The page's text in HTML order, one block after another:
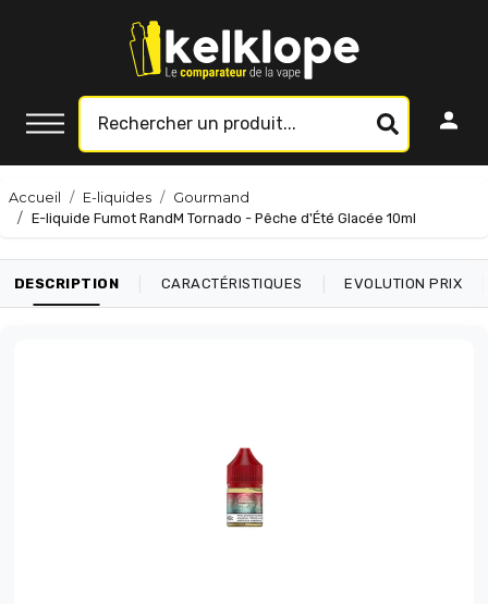
Accueil E-liquides
Gourmand
E-liquide Fumot RandM Tornado - Pêche d'Été Glacée 10ml
DESCRIPTION CARACTÉRISTIQUES EVOLUTION PRIX